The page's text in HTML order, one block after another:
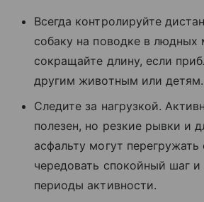
Всегда контролируйте
собаку на поводке в людных
сокращайте длину, если
другим животным или детям.
Следите за нагрузкой.
полезен, но резкие рывки и
асфальту могут
чередовать спокойный шаг и
периоды активности.